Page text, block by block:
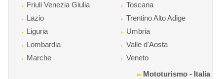
Friuli Venezia Giulia
Lazio
Liguria
Lombardia
Marche
Toscana
Trentino Alto Adige
Umbria
Valle d'Aosta
Veneto
Mototurismo - Italia